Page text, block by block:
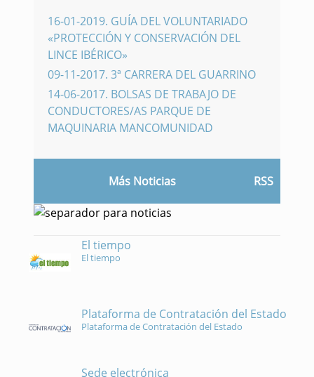
16-01-2019. GUÍA DEL VOLUNTARIADO
«PROTECCIÓN Y CONSERVACIÓN DEL
LINCE IBÉRICO»
09-11-2017. 3ª CARRERA DEL GUARRINO
14-06-2017. BOLSAS DE TRABAJO DE
CONDUCTORES/AS PARQUE DE
MAQUINARIA MANCOMUNIDAD
Más Noticias RSS
El tiempo
El tiempo
Plataforma de Contratación del Estado
Plataforma de Contratación del Estado
Sede electrónica